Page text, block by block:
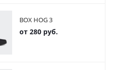
BOX HOG 3
от 280 руб.